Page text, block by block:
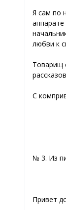
Я сам по
любви к
Товарищ
рассказов
С
№ 3. Из
Привет